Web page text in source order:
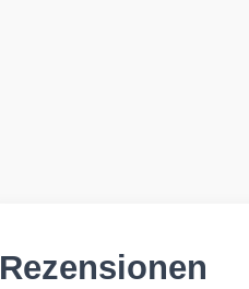
Rezensionen